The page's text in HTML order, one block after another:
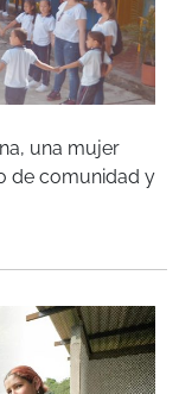
una mujer
de comunidad y